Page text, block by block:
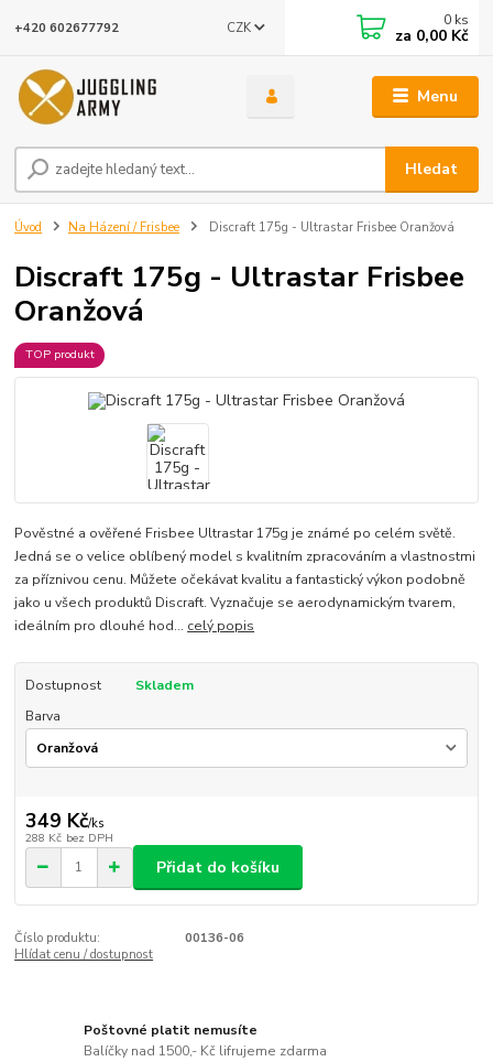
Menu
CZK
Hledat
+420 602677792 0 ks
za 0,00 Kč
Úvod Na Házení / Frisbee Discraft 175g - Ultrastar Frisbee Oranžová
Discraft 175g - Ultrastar Frisbee
Oranžová
TOP produkt
Pověstné a ověřené Frisbee Ultrastar 175g je známé po celém světě.
Jedná se o velice oblíbený model s kvalitním zpracováním a vlastnostmi
za příznivou cenu. Můžete očekávat kvalitu a fantastický výkon podobně
jako u všech produktů Discraft. Vyznačuje se aerodynamickým tvarem,
ideálním pro dlouhé hod... celý popis
Dostupnost
Skladem
Barva
349 Kč/ks
288 Kč bez DPH
Přidat do košíku
Číslo produktu:
00136-06
Hlídat cenu / dostupnost
Poštovné platit nemusíte
Balíčky nad 1500,- Kč lifrujeme zdarma